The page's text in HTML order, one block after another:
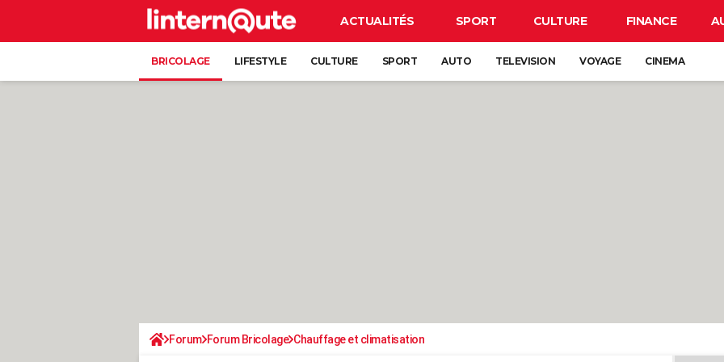
ACTUALITÉS SPORT CULTURE FINANCE
BRICOLAGE LIFESTYLE CULTURE SPORT AUTO TELEVISION VOYAGE CINEMA
Forum Forum Bricolage Chauffage et climatisation